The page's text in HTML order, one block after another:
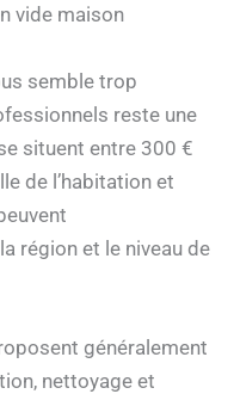
vide maison
semble trop
reste une
situent entre 300 €
de l’habitation et
région et le niveau de
généralement
nettoyage et